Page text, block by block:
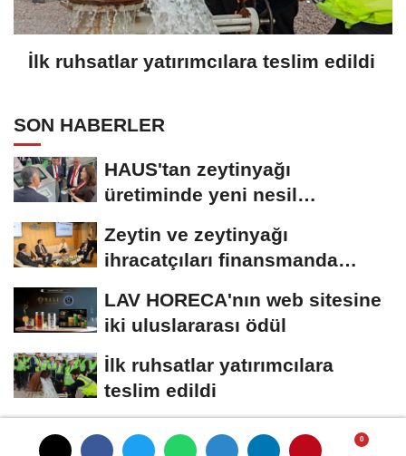
İlk ruhsatlar yatırımcılara teslim edildi
SON HABERLER
HAUS'tan zeytinyağı
üretiminde yeni nesil
Zeytin ve zeytinyağı
ihracatçıları finansmanda
LAV HORECA'nın web sitesine
iki uluslararası ödül
İlk ruhsatlar yatırımcılara
teslim edildi
TÜGİS, Gıda sanayisini